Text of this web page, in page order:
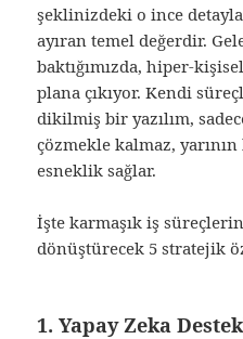
şeklinizdeki o ince
ayıran temel değerdir.
baktığımızda, hiper-
plana çıkıyor. Kendi
dikilmiş bir yazılım,
çözmekle kalmaz,
esneklik sağlar.
İşte karmaşık iş
dönüştürecek 5 stratejik
1. Yapay Zeka